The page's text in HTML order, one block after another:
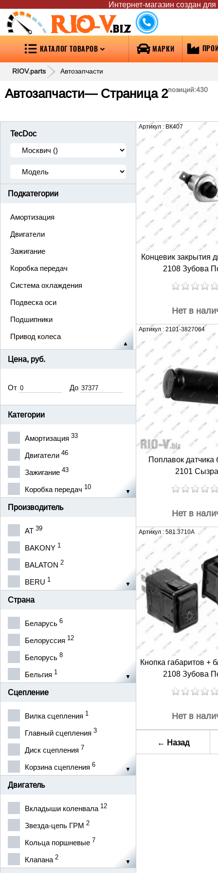
Интернет-магазин создан
RIO-V.biz
КАТАЛОГ ТОВАРОВ МАРКИ
RIOV.parts Автозапчасти
Автозапчасти— Страница 2позиций:430
TecDoc
Подкатегории
Амортизация
Двигатели
Зажигание
Коробка передач
Система охлаждения
Подвеска оси
Подшипники
Привод колеса
Сцепление
Система выпуска
Система питания
Тросы автомобильные
Тормозная система
Электрика
Кузов
Цена, руб.
От До
Категории
Амортизация 33
Двигатели 46
Зажигание 43
Коробка передач 10
Система охлаждения
Рулевое управление15
Система выпуска
Система питания
Тросы автомобильные
Тормозная система
Электрика
Производитель
AT 39
BAKONY 1
BALATON 2
BERU 1
BEST
Dafmi1
FAG2
FENOX25
FINWHALE1
GATES1
HOLA
1
Страна
Беларусь 6
Белоруссия 12
Белорусь 8
Бельгия 1
Болгария
Крым2
Нидерланды1
Польша8
Рос1
Россия174
Сцепление
Вилка сцепления 1
Главный сцепления 3
Диск сцепления 7
Корзина сцепления 6
Комплект сцепления
Фередо сцепления2
Двигатель
Вкладыши коленвала 12
Звезда-цепь ГРМ 2
Кольца поршневые 7
Клапана 2
Артикул : ВК407
Концевик закрытия
2108 Зубова
Нет в
Артикул : 2101-3827064
Поплавок датчика
2101
Нет в
Артикул : 581.3710А
Кнопка габаритов +
2108 Зубова
Нет в
← Назад